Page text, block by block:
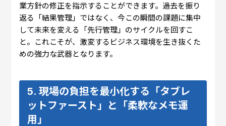
業方針の修正を指示することができます。過去を振り
返る「結果管理」ではなく、今この瞬間の課題に集中
して未来を変える「先行管理」のサイクルを回すこ
と。これこそが、激変するビジネス環境を生き抜くた
めの強力な武器となります。
5. 現場の負担を最小化する「タブレ
ットファースト」と「柔軟なメモ運
用」